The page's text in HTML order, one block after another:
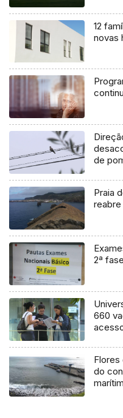
12
novas
de
Praia
reabre
2ª
660
Flores
do